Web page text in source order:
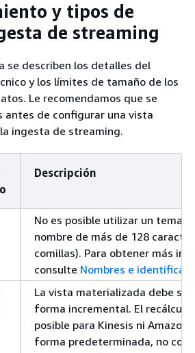
y tipos de
de streaming
se describen los detalles del
y los límites de tamaño de los
Le recomendamos que se
antes de configurar una vista
ingesta de streaming.
Descripción
No es posible utilizar un tema
nombre de más de 128
comillas). Para obtener más
consulte Nombres e
La vista materializada debe
forma incremental. El recálculo
posible para Kinesis ni Amazon
forma predeterminada, no